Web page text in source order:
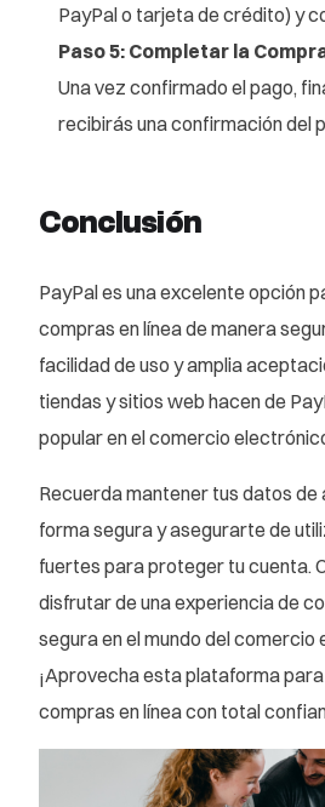
PayPal o tarjeta de crédito) y
Paso 5: Completar la
Una vez confirmado el pago,
recibirás una confirmación del
Conclusión
PayPal es una excelente opción
compras en línea de manera
facilidad de uso y amplia
tiendas y sitios web hacen de
popular en el comercio
Recuerda mantener tus datos de
forma segura y asegurarte de
fuertes para proteger tu cuenta.
disfrutar de una experiencia de
segura en el mundo del comercio
¡Aprovecha esta plataforma
compras en línea con total